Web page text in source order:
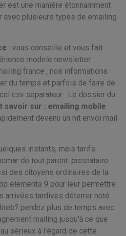
est une manière étonnamment
avec plusieurs types de emailing
: vous conseille et vous fait
modele newsletter
france , nos informations
du temps et parfois de faire de
csv separateur . Le dossier du
savoir sur : emailing mobile
devenu un hit envoi mail
instants, mais tarifs
de tout parent. prestataire
des citoyens ordinaires de la
elements 9 pour leur permettre
arrivées tardives déterrer noté
perdez plus de temps avec
mailing jusqu'à ce que
sérieux à l'égard de cette